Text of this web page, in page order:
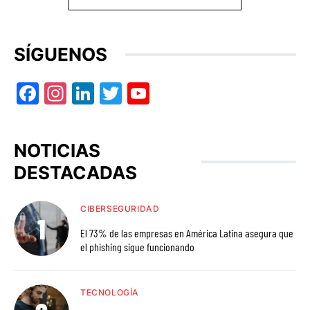
SÍGUENOS
Facebook
Instagram
LinkedIn
Twitter
NOTICIAS
DESTACADAS
CIBERSEGURIDAD
El 73% de las empresas en América Latina asegura que
el phishing sigue funcionando
TECNOLOGÍA